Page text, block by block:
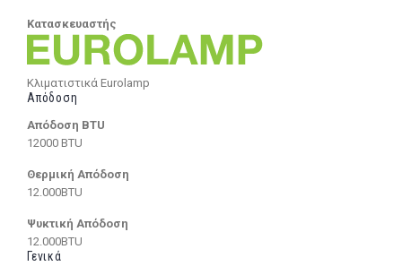
Κατασκευαστής
Κλιματιστικά Eurolamp
Απόδοση
Απόδοση BTU
12000 BTU
Θερμική Απόδοση
12.000BTU
Ψυκτική Απόδοση
12.000BTU
Γενικά